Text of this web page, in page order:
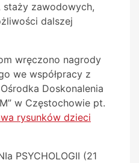
zawodowych,
dalszej
wręczono nagrody
we współpracy z
Doskonalenia
w Częstochowie pt.
rysunków dzieci
PSYCHOLOGII (21